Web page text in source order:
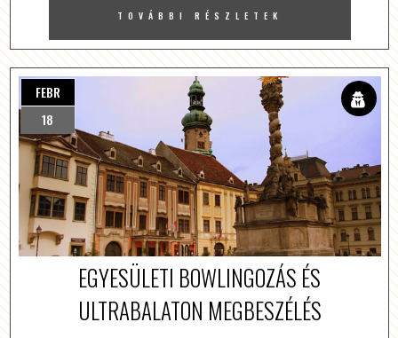
TOVÁBBI RÉSZLETEK
FEBR
18
EGYESÜLETI BOWLINGOZÁS ÉS
ULTRABALATON MEGBESZÉLÉS